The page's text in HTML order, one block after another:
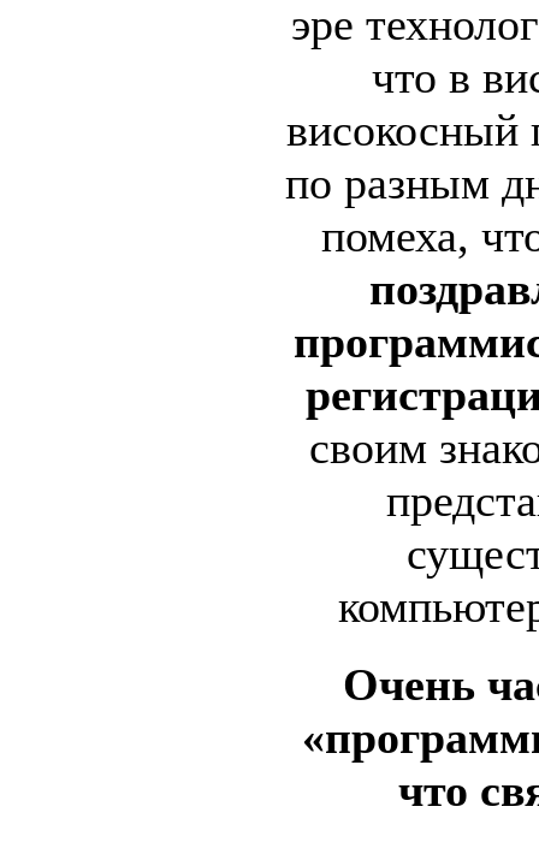
эре
что в
високосный
по разным
помеха,
своим
Очень
что